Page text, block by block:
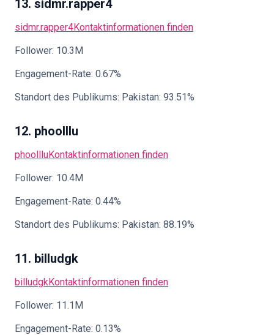
13. sidmr.rapper4
sidmr.rapper4Kontaktinformationen finden
Follower: 10.3M
Engagement-Rate: 0.67%
Standort des Publikums: Pakistan: 93.51%
12. phoolllu
phoollluKontaktinformationen finden
Follower: 10.4M
Engagement-Rate: 0.44%
Standort des Publikums: Pakistan: 88.19%
11. billudgk
billudgkKontaktinformationen finden
Follower: 11.1M
Engagement-Rate: 0.13%